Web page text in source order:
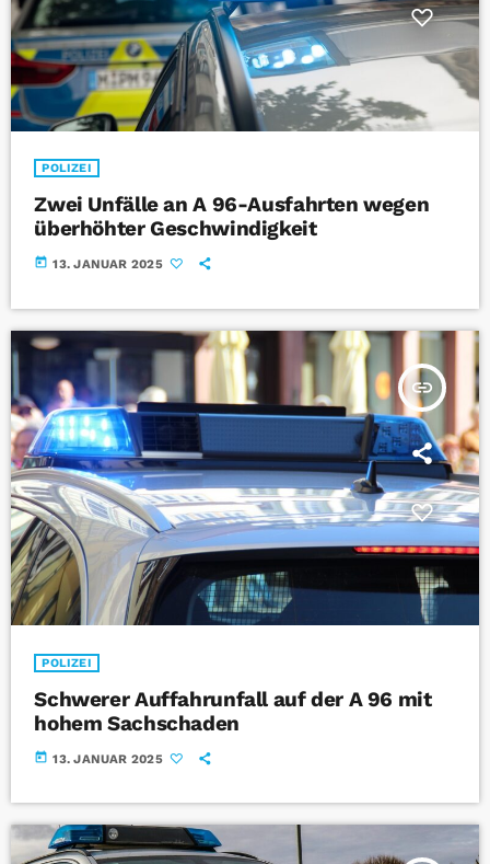
POLIZEI
Zwei Unfälle an A 96-Ausfahrten wegen
überhöhter Geschwindigkeit
today 13. JANUAR 2025
insert_link
POLIZEI
Schwerer Auffahrunfall auf der A 96 mit
hohem Sachschaden
today 13. JANUAR 2025